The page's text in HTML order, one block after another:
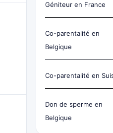
Géniteur en France
Co-parentalité en
Belgique
Co-parentalité en
Don de sperme en
Belgique